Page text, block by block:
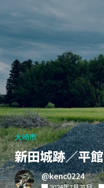
大崎市
新田城跡／平館
@kenc0224